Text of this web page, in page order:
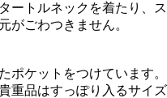
ートルネックを着たり、ス
がごわつきません。
ポケットをつけています。
重品はすっぽり入るサイズ